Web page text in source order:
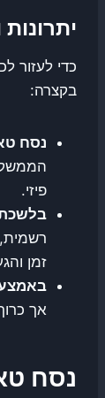
כדי לעזור
בקצרה:
נסח
הממשק
פיזי.
זמן
אך
נסח